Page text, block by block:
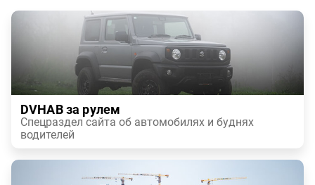
DVHAB за рулем
Спецраздел сайта об автомобилях и буднях
водителей